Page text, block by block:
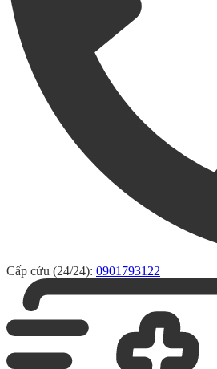
Cấp cứu (24/24): 0901793122